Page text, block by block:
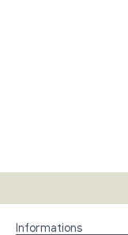
Informations